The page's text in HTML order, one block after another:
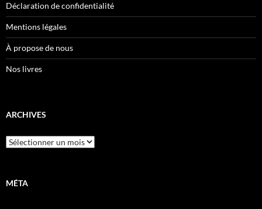
Déclaration de confidentialité
Mentions légales
À propose de nous
Nos livres
ARCHIVES
Archives
MÉTA